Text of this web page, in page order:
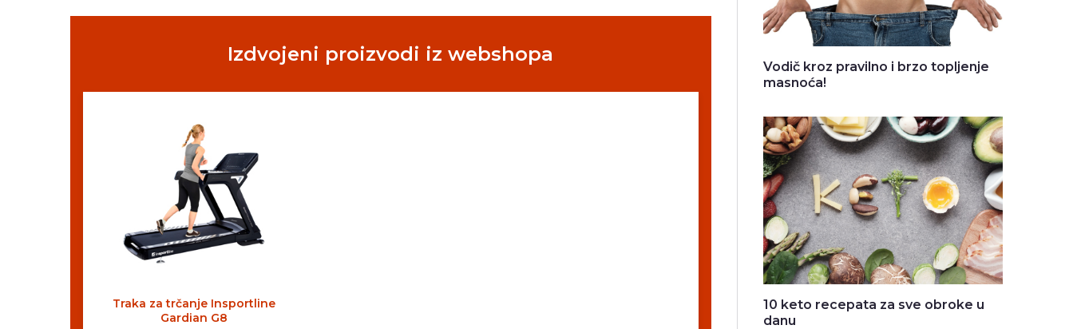
Izdvojeni proizvodi iz webshopa
Traka za trčanje Insportline
Gardian G8
Vodič kroz pravilno i brzo topljenje
masnoća!
10 keto recepata za sve obroke u
danu